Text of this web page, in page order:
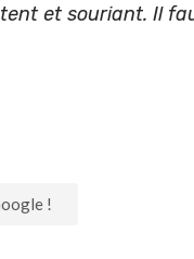
et souriant. Il
!